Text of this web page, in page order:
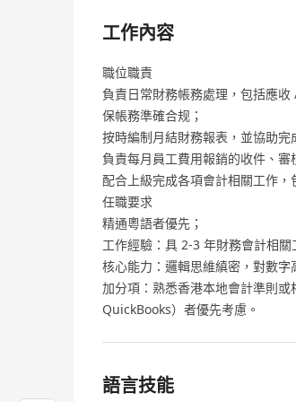
工作內容
職位職責
負責日常財務帳務處理，包括應
保帳務準確合规；
按時編制月結財務報表，並協助
負責每月員工費用報銷的收件、
配合上級完成各項會計相關工作
任職要求
精通粵語者優先；
工作經驗：具 2-3 年財務會計相
核心能力：邏輯思維縝密，對數
加分項：熟悉香港本地會計準則
QuickBooks）者優先考慮。
語言技能